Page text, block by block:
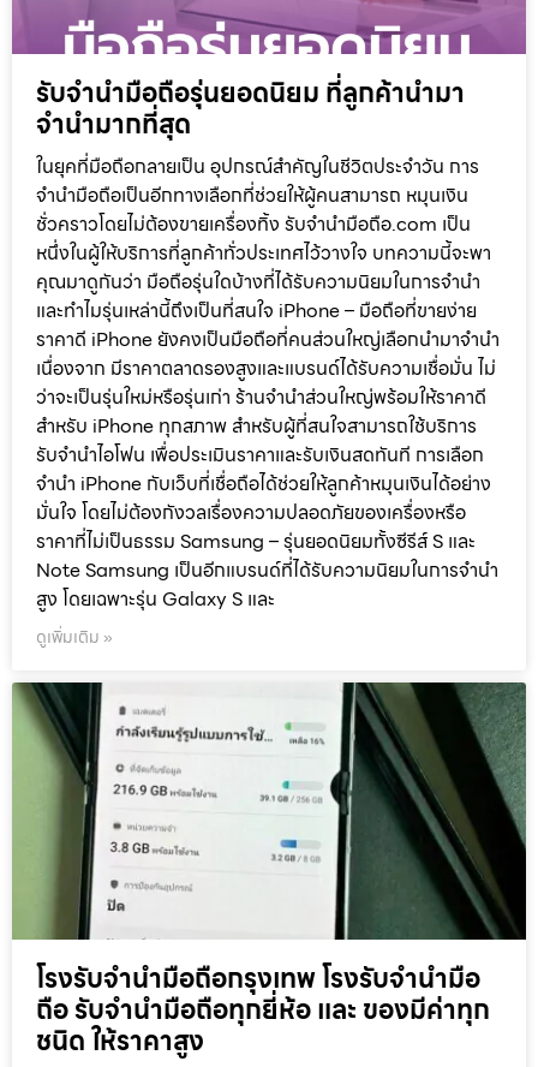
รับจำนำมือถือรุ่นยอดนิยม ที่ลูกค้านำมา
จำนำมากที่สุด
ในยุคที่มือถือกลายเป็น อุปกรณ์สำคัญในชีวิตประจำวัน การ
จำนำมือถือเป็นอีกทางเลือกที่ช่วยให้ผู้คนสามารถ หมุนเงิน
ชั่วคราวโดยไม่ต้องขายเครื่องทิ้ง รับจำนำมือถือ.com เป็น
หนึ่งในผู้ให้บริการที่ลูกค้าทั่วประเทศไว้วางใจ บทความนี้จะพา
คุณมาดูกันว่า มือถือรุ่นใดบ้างที่ได้รับความนิยมในการจำนำ
และทำไมรุ่นเหล่านี้ถึงเป็นที่สนใจ iPhone – มือถือที่ขายง่าย
ราคาดี iPhone ยังคงเป็นมือถือที่คนส่วนใหญ่เลือกนำมาจำนำ
เนื่องจาก มีราคาตลาดรองสูงและแบรนด์ได้รับความเชื่อมั่น ไม่
ว่าจะเป็นรุ่นใหม่หรือรุ่นเก่า ร้านจำนำส่วนใหญ่พร้อมให้ราคาดี
สำหรับ iPhone ทุกสภาพ สำหรับผู้ที่สนใจสามารถใช้บริการ
รับจำนำไอโฟน เพื่อประเมินราคาและรับเงินสดทันที การเลือก
จำนำ iPhone กับเว็บที่เชื่อถือได้ช่วยให้ลูกค้าหมุนเงินได้อย่าง
มั่นใจ โดยไม่ต้องกังวลเรื่องความปลอดภัยของเครื่องหรือ
ราคาที่ไม่เป็นธรรม Samsung – รุ่นยอดนิยมทั้งซีรีส์ S และ
Note Samsung เป็นอีกแบรนด์ที่ได้รับความนิยมในการจำนำ
สูง โดยเฉพาะรุ่น Galaxy S และ
ดูเพิ่มเติม »
โรงรับจำนำมือถือกรุงเทพ โรงรับจำนำมือ
ถือ รับจำนำมือถือทุกยี่ห้อ และ ของมีค่าทุก
ชนิด ให้ราคาสูง